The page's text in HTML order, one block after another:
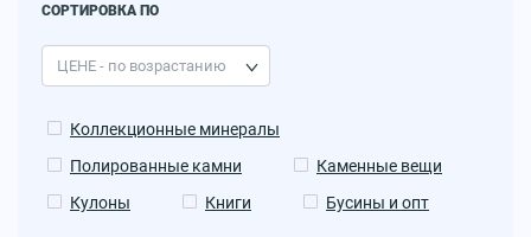
СОРТИРОВКА ПО
Коллекционные минералы
Полированные камни
Каменные вещи
Кулоны
Книги Бусины и опт